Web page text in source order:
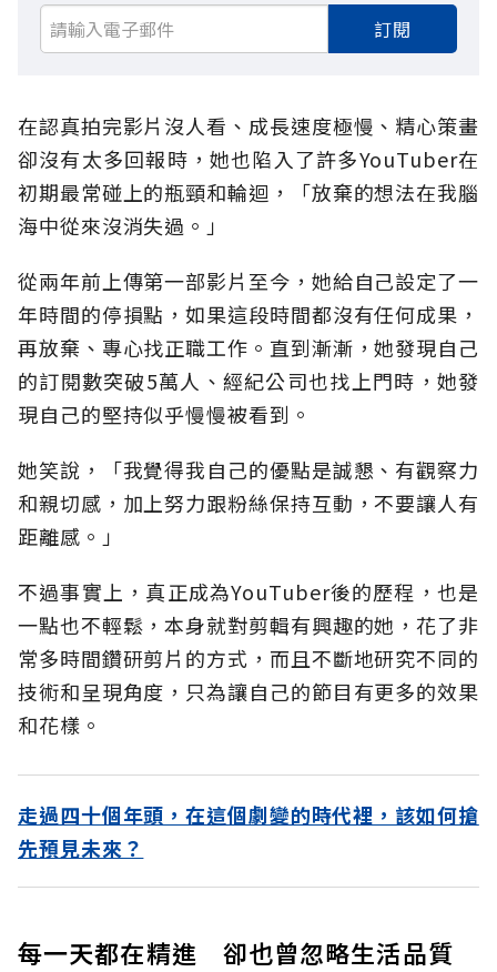
訂閱
在認真拍完影片沒人看、成長速度極慢、精心策畫
卻沒有太多回報時，她也陷入了許多YouTuber在
初期最常碰上的瓶頸和輪迴，「放棄的想法在我腦
海中從來沒消失過。」
從兩年前上傳第一部影片至今，她給自己設定了一
年時間的停損點，如果這段時間都沒有任何成果，
再放棄、專心找正職工作。直到漸漸，她發現自己
的訂閱數突破5萬人、經紀公司也找上門時，她發
現自己的堅持似乎慢慢被看到。
她笑說，「我覺得我自己的優點是誠懇、有觀察力
和親切感，加上努力跟粉絲保持互動，不要讓人有
距離感。」
不過事實上，真正成為YouTuber後的歷程，也是
一點也不輕鬆，本身就對剪輯有興趣的她，花了非
常多時間鑽研剪片的方式，而且不斷地研究不同的
技術和呈現角度，只為讓自己的節目有更多的效果
和花樣。
走過四十個年頭，在這個劇變的時代裡，該如何搶
先預見未來？
每一天都在精進 卻也曾忽略生活品質